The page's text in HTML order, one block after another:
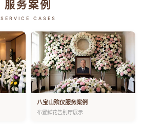
服务案例
SERVICE CASES
八宝山殡仪服务案例
布置鲜花告别厅展示